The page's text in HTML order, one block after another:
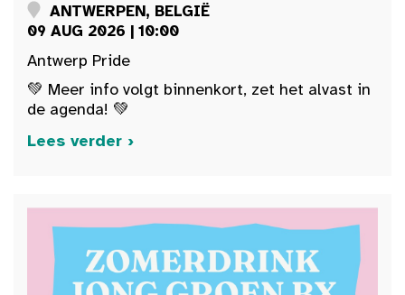
ANTWERPEN, BELGIË
09 AUG 2026 | 10:00
Antwerp Pride
💚 Meer info volgt binnenkort, zet het alvast in
de agenda! 💚
Lees verder ›